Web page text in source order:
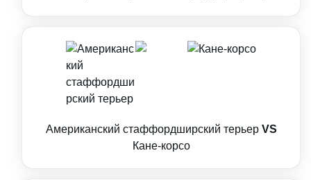
Американский стаффордширский терьер VS
Кане-корсо